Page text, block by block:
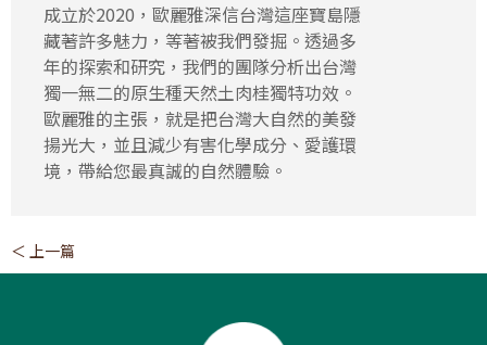
成立於2020，歐麗雅深信台灣這座寶島隱
藏著許多魅力，等著被我們發掘。透過多
年的探索和研究，我們的團隊分析出台灣
獨一無二的原生種天然土肉桂獨特功效。
歐麗雅的主張，就是把台灣大自然的美發
揚光大，並且減少有害化學成分、愛護環
境，帶給您最真誠的自然體驗。
＜ 上一篇